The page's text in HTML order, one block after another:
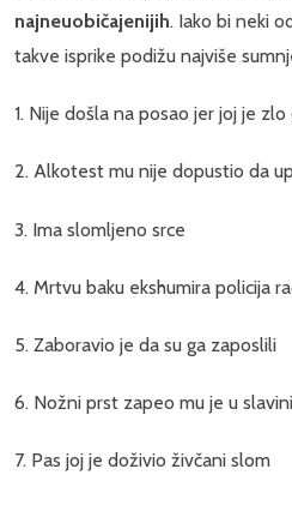
najneuobičajenijih. Iako bi neki
takve isprike podižu najviše
1. Nije došla na posao jer joj je
2. Alkotest mu nije dopustio da
3. Ima slomljeno srce
4. Mrtvu baku ekshumira policija
5. Zaboravio je da su ga zaposlili
6. Nožni prst zapeo mu je u slavini
7. Pas joj je doživio živčani slom